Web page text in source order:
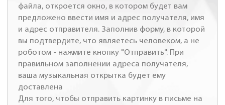
файла, откроется окно, в котором будет вам
предложено ввести имя и адрес получателя, имя
и адрес отправителя. Заполнив форму, в которой
вы подтвердите, что являетесь человеком, а не
роботом - нажмите кнопку "Отправить". При
правильном заполнении адреса получателя,
ваша музыкальная открытка будет ему
доставлена
Для того, чтобы отправить картинку в письме на